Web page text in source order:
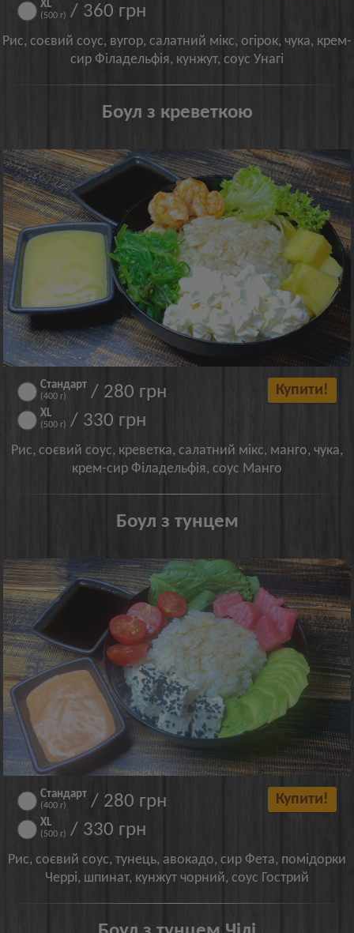
ХL
(500 г) / 360 грн
Рис, соєвий соус, вугор, салатний мікс, огірок, чука, крем-
сир Філадельфія, кунжут, соус Унагі
Боул з креветкою
Стандарт
(400 г) / 280 грн
XL
(500 г) / 330 грн
Купити!
Рис, соєвий соус, креветка, салатний мікс, манго, чука,
крем-сир Філадельфія, соус Манго
Боул з тунцем
Стандарт
(400 г) / 280 грн
XL
(500 г) / 330 грн
Купити!
Рис, соєвий соус, тунець, авокадо, сир Фета, помідорки
Черрі, шпинат, кунжут чорний, соус Гострий